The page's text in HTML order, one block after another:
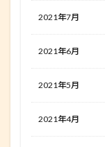
2021年7月
2021年6月
2021年5月
2021年4月